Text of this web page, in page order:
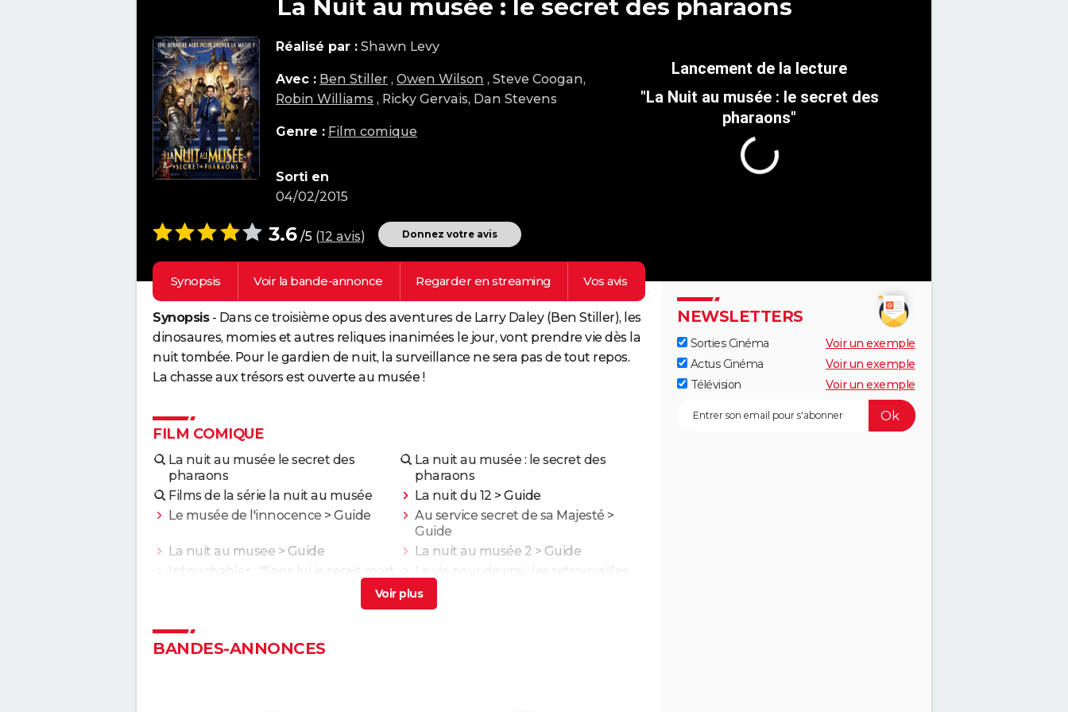
La Nuit au musée : le secret des pharaons
"La Nuit au musée : le secret des
pharaons"
Réalisé par : Shawn Levy
Avec : Ben Stiller , Owen Wilson , Steve Coogan,
Robin Williams , Ricky Gervais, Dan Stevens
Genre : Film comique
Sorti en
04/02/2015
3.6/5 (12 avis) Donnez votre avis
Synopsis Voir la bande-annonce Regarder enstreaming Vosavis
Synopsis- Dans ce troisième opus des aventures de Larry Daley (Ben Stiller), les
dinosaures, momies et autres reliques inanimées le jour, vont prendre vie dès la
nuit tombée. Pour le gardien de nuit, la surveillance ne sera pas de tout repos.
La chasse aux trésors est ouverte au musée !
FILM COMIQUE
La nuit au musée le secret des
pharaons
La nuit au musée : le secret des
pharaons
Films de la série la nuit au musée
La nuit du 12 > Guide
Le musée de l'innocence > Guide Au service secret de sa Majesté >
Guide
La nuit au musee > Guide La nuit au musée 2 > Guide
Intouchables : "Sans lui je serais mort
La vie pour de vrai : les retrouvailles
de Kad Merad et Dany Boon au
cinéma
Le Dîner de cons : ça a vraiment
existé, un célèbre acteur français
BANDES-ANNONCES
NEWSLETTERS
Sorties Cinéma
Voir un exemple
Actus Cinéma
Voir un exemple
Télévision
Voir un exemple